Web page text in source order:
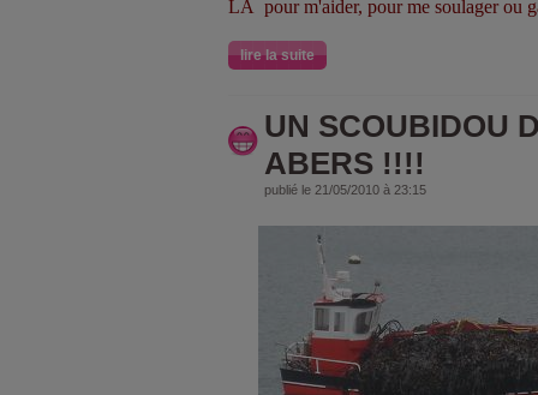
LA pour m'aider, pour me soulager ou
lire la suite
UN SCOUBIDOU
ABERS !!!!
publié le 21/05/2010 à 23:15